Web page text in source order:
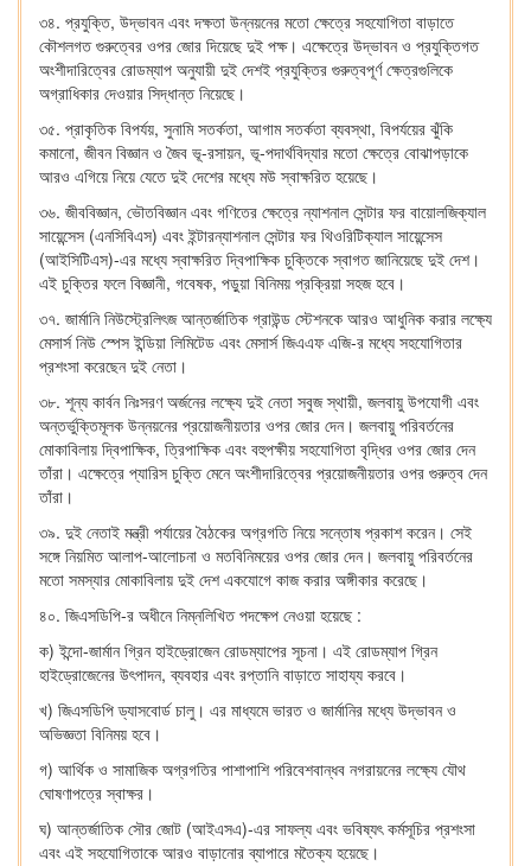
৩৪. প্রযুক্তি, উদ্ভাবন এবং দক্ষতা উন্নয়নের মতো ক্ষেত্রে সহযোগিতা বাড়াতে
কৌশলগত গুরুত্বের ওপর জোর দিয়েছে দুই পক্ষ। এক্ষেত্রে উদ্ভাবন ও প্রযুক্তিগত
অংশীদারিত্বের রোডম্যাপ অনুযায়ী দুই দেশই প্রযুক্তির গুরুত্বপূর্ণ ক্ষেত্রগুলিকে
অগ্রাধিকার দেওয়ার সিদ্ধান্ত নিয়েছে।
৩৫. প্রাকৃতিক বিপর্যয়, সুনামি সতর্কতা, আগাম সতর্কতা ব্যবস্থা, বিপর্যয়ের ঝুঁকি
কমানো, জীবন বিজ্ঞান ও জৈব ভূ-রসায়ন, ভূ-পদার্থবিদ্যার মতো ক্ষেত্রে বোঝাপড়াকে
আরও এগিয়ে নিয়ে যেতে দুই দেশের মধ্যে মউ স্বাক্ষরিত হয়েছে।
৩৬. জীববিজ্ঞান, ভৌতবিজ্ঞান এবং গণিতের ক্ষেত্রে ন্যাশনাল সেন্টার ফর বায়োলজিক্যাল
সায়েন্সেস (এনসিবিএস) এবং ইন্টারন্যাশনাল সেন্টার ফর থিওরিটিক্যাল সায়েন্সেস
(আইসিটিএস)-এর মধ্যে স্বাক্ষরিত দ্বিপাক্ষিক চুক্তিকে স্বাগত জানিয়েছে দুই দেশ।
এই চুক্তির ফলে বিজ্ঞানী, গবেষক, পড়ুয়া বিনিময় প্রক্রিয়া সহজ হবে।
৩৭. জার্মানি নিউস্ট্রেলিৎজ আন্তর্জাতিক গ্রাউন্ড স্টেশনকে আরও আধুনিক করার লক্ষ্যে
মেসার্স নিউ স্পেস ইন্ডিয়া লিমিটেড এবং মেসার্স জিএএফ এজি-র মধ্যে সহযোগিতার
প্রশংসা করেছেন দুই নেতা।
৩৮. শূন্য কার্বন নিঃসরণ অর্জনের লক্ষ্যে দুই নেতা সবুজ স্থায়ী, জলবায়ু উপযোগী এবং
অন্তর্ভুক্তিমূলক উন্নয়নের প্রয়োজনীয়তার ওপর জোর দেন। জলবায়ু পরিবর্তনের
মোকাবিলায় দ্বিপাক্ষিক, ত্রিপাক্ষিক এবং বহুপক্ষীয় সহযোগিতা বৃদ্ধির ওপর জোর দেন
তাঁরা। এক্ষেত্রে প্যারিস চুক্তি মেনে অংশীদারিত্বের প্রয়োজনীয়তার ওপর গুরুত্ব দেন
তাঁরা।
৩৯. দুই নেতাই মন্ত্রী পর্যায়ের বৈঠকের অগ্রগতি নিয়ে সন্তোষ প্রকাশ করেন। সেই
সঙ্গে নিয়মিত আলাপ-আলোচনা ও মতবিনিময়ের ওপর জোর দেন। জলবায়ু পরিবর্তনের
মতো সমস্যার মোকাবিলায় দুই দেশ একযোগে কাজ করার অঙ্গীকার করেছে।
৪০. জিএসডিপি-র অধীনে নিম্নলিখিত পদক্ষেপ নেওয়া হয়েছে :
ক) ইন্দো-জার্মান গ্রিন হাইড্রোজেন রোডম্যাপের সূচনা। এই রোডম্যাপ গ্রিন
হাইড্রোজেনের উৎপাদন, ব্যবহার এবং রপ্তানি বাড়াতে সাহায্য করবে।
খ) জিএসডিপি ড্যাসবোর্ড চালু। এর মাধ্যমে ভারত ও জার্মানির মধ্যে উদ্ভাবন ও
অভিজ্ঞতা বিনিময় হবে।
গ) আর্থিক ও সামাজিক অগ্রগতির পাশাপাশি পরিবেশবান্ধব নগরায়নের লক্ষ্যে যৌথ
ঘোষণাপত্রে স্বাক্ষর।
ঘ) আন্তর্জাতিক সৌর জোট (আইএসএ)-এর সাফল্য এবং ভবিষ্যৎ কর্মসূচির প্রশংসা
এবং এই সহযোগিতাকে আরও বাড়ানোর ব্যাপারে মতৈক্য হয়েছে।